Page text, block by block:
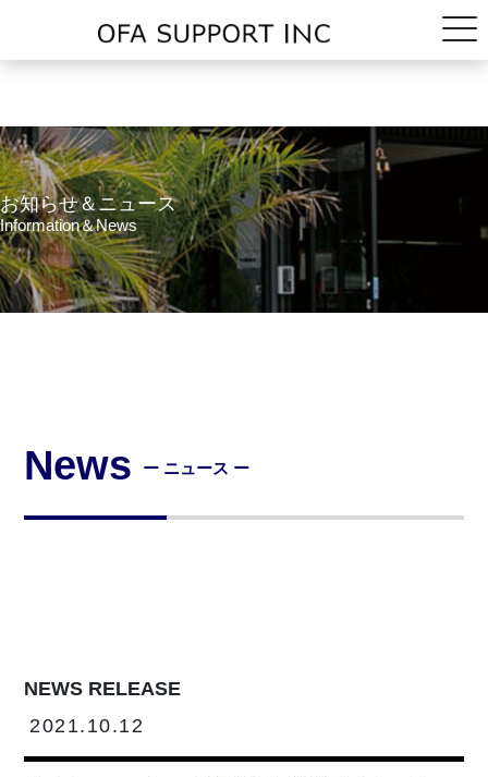
お知らせ＆ニュース
Information＆News
News ー ニュース ー
NEWS RELEASE
2021.10.12